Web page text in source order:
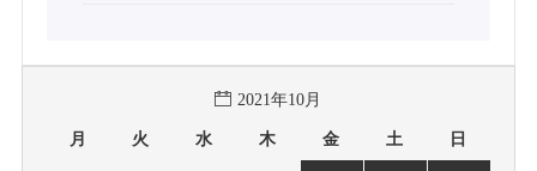
2021年10月
月 火 水 木 金 土 日